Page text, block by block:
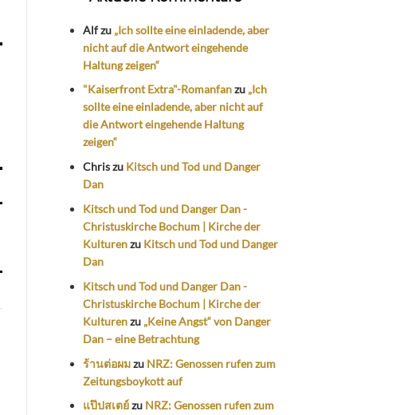
Alfzu „Ich sollte eine einladende, aber
nicht auf die Antwort eingehende
Haltung zeigen“
"Kaiserfront Extra"-Romanfanzu „Ich
sollte eine einladende, aber nicht auf
die Antwort eingehende Haltung
zeigen“
Chriszu Kitsch und Tod und Danger
Dan
Kitsch und Tod und Danger Dan -
Christuskirche Bochum | Kirche der
Kulturenzu Kitsch und Tod und Danger
Dan
Kitsch und Tod und Danger Dan -
Christuskirche Bochum | Kirche der
Kulturenzu „Keine Angst“ von Danger
Dan – eine Betrachtung
ร้านต่อผมzu NRZ: Genossen rufen zum
Zeitungsboykott auf
แป๊ปสเตย์zu NRZ: Genossen rufen zum